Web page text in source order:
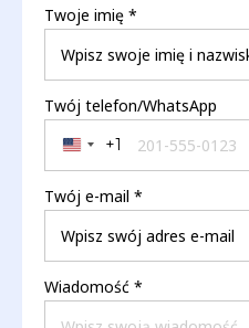
Twoje imię *
Twój telefon/WhatsApp
United States +1
+1
Twój e-mail *
Wiadomość *